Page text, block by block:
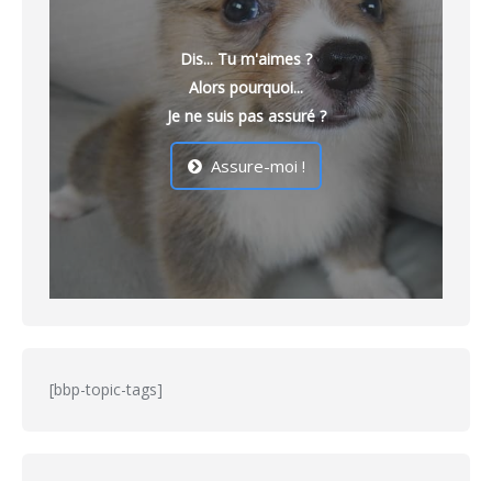
Dis... Tu m'aimes ?
Alors pourquoi...
Je ne suis pas assuré ?
Assure-moi !
[bbp-topic-tags]